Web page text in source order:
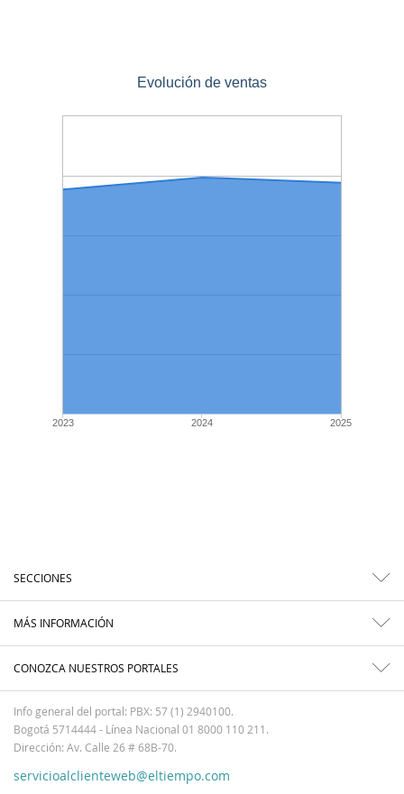
Evolución de ventas
2023 2024 2025
SECCIONES
MÁS INFORMACIÓN
CONOZCA NUESTROS PORTALES
Info general del portal: PBX: 57 (1) 2940100.
Bogotá 5714444 - Línea Nacional 01 8000 110 211.
Dirección: Av. Calle 26 # 68B-70.
servicioalclienteweb@eltiempo.com